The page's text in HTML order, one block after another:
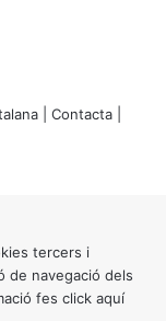
| Contacta
tercers i
de navegació dels
fes click aquí